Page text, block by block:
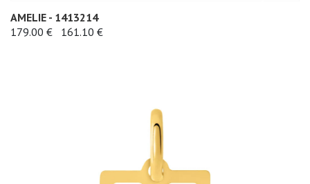
AMELIE - 1413214
179.00 €
161.10 €